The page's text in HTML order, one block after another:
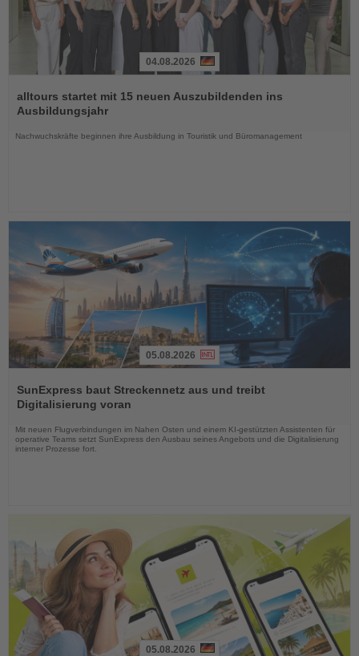
Sie
die
04.08.2026
alltours startet mit 15 neuen Auszubildenden ins
Ausbildungsjahr
Nachwuchskräfte beginnen ihre Ausbildung in Touristik und Büromanagement
Sie
die
Nachrichten
05.08.2026
SunExpress baut Streckennetz aus und treibt
Digitalisierung voran
Mit neuen Flugverbindungen im Nahen Osten und einem KI-gestützten Assistenten für
operative Teams setzt SunExpress den Ausbau seines Angebots und die Digitalisierung
interner Prozesse fort.
05.08.2026